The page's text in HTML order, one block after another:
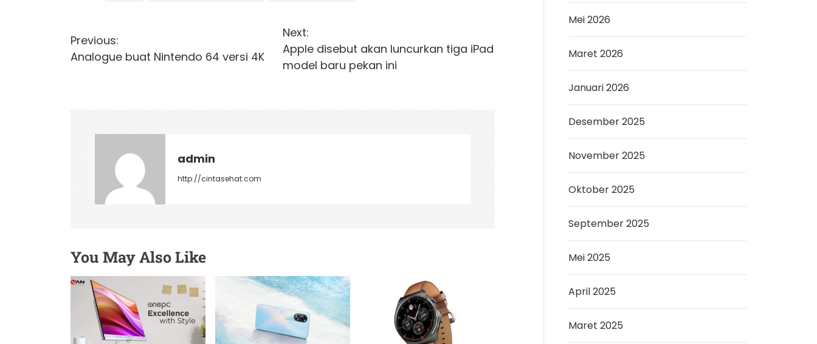
N
a
g
a
s
i
p
o
s
Previous:
Analogue buat Nintendo 64 versi 4K
Next:
Apple disebut akan luncurkan tiga iPad
model baru pekan ini
admin
http://cintasehat.com
You May Also Like
Mei 2026
Maret 2026
Januari 2026
Desember 2025
November 2025
Oktober 2025
September 2025
Mei 2025
April 2025
Maret 2025